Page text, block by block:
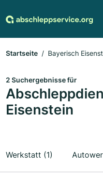
Startseite Bayerisch
2 Suchergebnisse für
Eisenstein
Werkstatt (1)